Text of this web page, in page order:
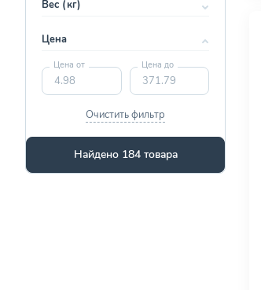
Вес (кг)
Цена
Цена от Цена до
Найдено 184 товара
Очистить фильтр